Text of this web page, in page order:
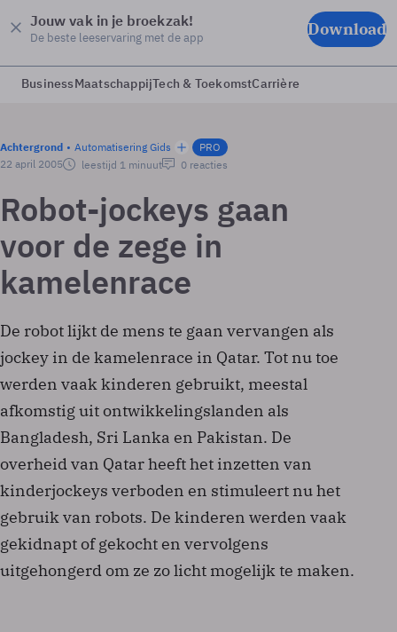
Jouw vak in je broekzak!
De beste leeservaring met de app Download
BusinessMaatschappijTech & ToekomstCarrière
Achtergrond Automatisering Gids
PRO
22 april 2005
leestijd 1 minuut 0 reacties
Robot-jockeys gaan
voor de zege in
kamelenrace
De robot lijkt de mens te gaan vervangen als
jockey in de kamelenrace in Qatar. Tot nu toe
werden vaak kinderen gebruikt, meestal
afkomstig uit ontwikkelingslanden als
Bangladesh, Sri Lanka en Pakistan. De
overheid van Qatar heeft het inzetten van
kinderjockeys verboden en stimuleert nu het
gebruik van robots. De kinderen werden vaak
gekidnapt of gekocht en vervolgens
uitgehongerd om ze zo licht mogelijk te maken.